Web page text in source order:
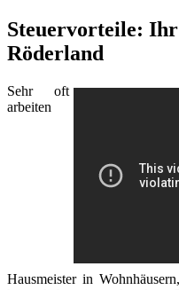
Steuervorteile:
Röderland
Sehr oft
arbeiten
Hausmeister in